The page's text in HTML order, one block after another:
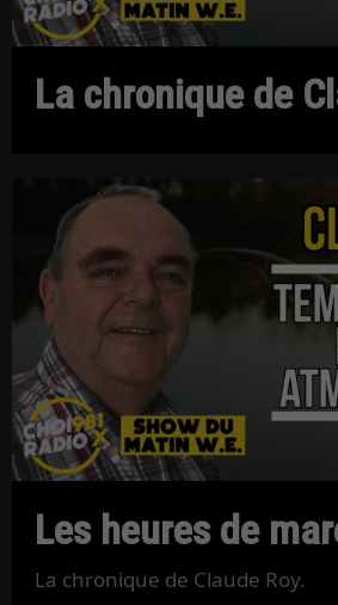
La chronique de
Les heures de
La chronique de Claude Roy.